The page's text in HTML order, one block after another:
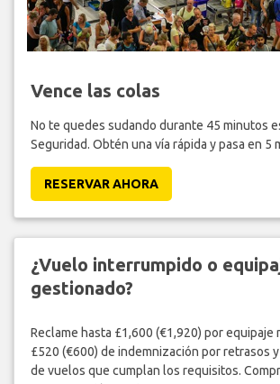
Vence las colas
No te quedes sudando durante 45 minutos
Seguridad. Obtén una vía rápida y pasa en 5
RESERVAR AHORA
¿Vuelo interrumpido o
gestionado?
Reclame hasta £1,600 (€1,920) por equipaje
£520 (€600) de indemnización por retrasos
de vuelos que cumplan los requisitos.